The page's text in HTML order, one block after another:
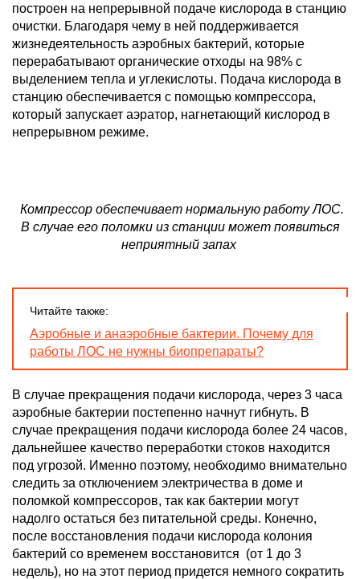
построен на непрерывной подаче кислорода в станцию
очистки. Благодаря чему в ней поддерживается
жизнедеятельность аэробных бактерий, которые
перерабатывают органические отходы на 98% с
выделением тепла и углекислоты. Подача кислорода в
станцию обеспечивается с помощью компрессора,
который запускает аэратор, нагнетающий кислород в
непрерывном режиме.
Компрессор обеспечивает нормальную работу ЛОС.
В случае его поломки из станции может появиться
неприятный запах
Читайте также:
Аэробные и анаэробные бактерии. Почему для
работы ЛОС не нужны биопрепараты?
В случае прекращения подачи кислорода, через 3 часа
аэробные бактерии постепенно начнут гибнуть. В
случае прекращения подачи кислорода более 24 часов,
дальнейшее качество переработки стоков находится
под угрозой. Именно поэтому, необходимо внимательно
следить за отключением электричества в доме и
поломкой компрессоров, так как бактерии могут
надолго остаться без питательной среды. Конечно,
после восстановления подачи кислорода колония
бактерий со временем восстановится (от 1 до 3
недель), но на этот период придется немного сократить